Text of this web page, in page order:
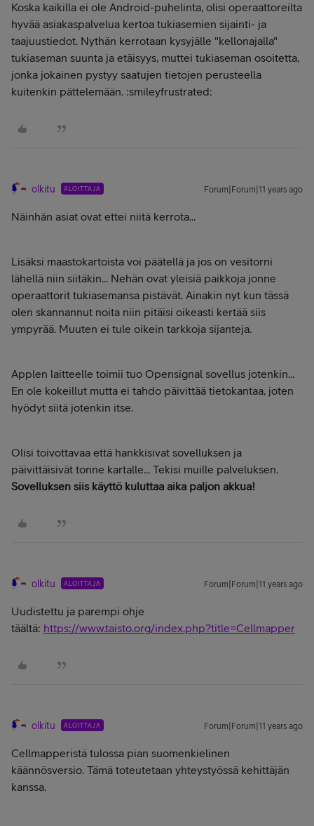
Koska kaikilla ei ole Android-puhelinta, olisi operaattoreilta
hyvää asiakaspalvelua kertoa tukiasemien sijainti- ja
taajuustiedot. Nythän kerrotaan kysyjälle "kellonajalla"
tukiaseman suunta ja etäisyys, muttei tukiaseman osoitetta,
jonka jokainen pystyy saatujen tietojen perusteella
kuitenkin pättelemään. :smileyfrustrated:
olkitu ALOITTAJA Forum|Forum|11 years ago
Näinhän asiat ovat ettei niitä kerrota...
Lisäksi maastokartoista voi päätellä ja jos on vesitorni
lähellä niin siitäkin... Nehän ovat yleisiä paikkoja jonne
operaattorit tukiasemansa pistävät. Ainakin nyt kun tässä
olen skannannut noita niin pitäisi oikeasti kertää siis
ympyrää. Muuten ei tule oikein tarkkoja sijanteja.
Applen laitteelle toimii tuo Opensignal sovellus jotenkin...
En ole kokeillut mutta ei tahdo päivittää tietokantaa, joten
hyödyt siitä jotenkin itse.
Olisi toivottavaa että hankkisivat sovelluksen ja
päivittäisivät tonne kartalle... Tekisi muille palveluksen.
Sovelluksen siis käyttö kuluttaa aika paljon akkua!
olkitu ALOITTAJA Forum|Forum|11 years ago
Uudistettu ja parempi ohje
täältä: https://www.taisto.org/index.php?title=Cellmapper
olkitu ALOITTAJA Forum|Forum|11 years ago
Cellmapperistä tulossa pian suomenkielinen
käännösversio. Tämä toteutetaan yhteystyössä kehittäjän
kanssa.